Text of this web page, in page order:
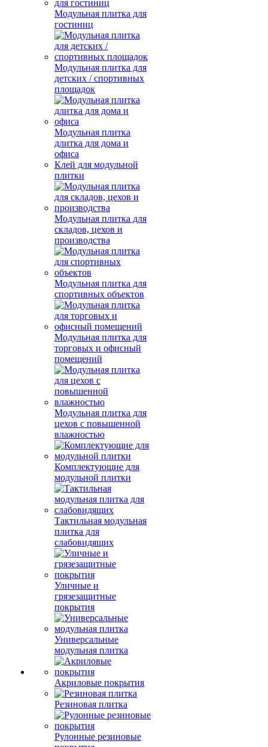
Модульная плитка для
гостиниц
Модульная плитка для
детских / спортивных
площадок
Модульная плитка
длитка для дома и
офиса
Клей для модульной
плитки
Модульная плитка для
складов, цехов и
производства
Модульная плитка для
спортивных объектов
Модульная плитка для
торговых и офисный
помещений
Модульная плитка для
цехов с повышенной
влажностью
Комплектующие для
модульной плитки
Тактильная модульная
плитка для
слабовидящих
Уличные и
грязезащитные
покрытия
Универсальные
модульная плитка
Акриловые покрытия
Резиновая плитка
Рулонные резиновые